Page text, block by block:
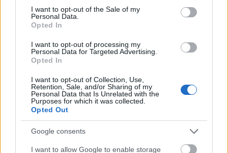
consent section.
I want to opt-out of the Sale of my
Personal Data.
Opted In
I want to opt-out of processing my
Personal Data for Targeted Advertising.
Opted In
I want to opt-out of Collection, Use,
Retention, Sale, and/or Sharing of my
Personal Data that Is Unrelated with the
Purposes for which it was collected.
Opted Out
Google consents
I want to allow Google to enable storage
Eurosport2: Angol bajnokság, kézi BL. Floorball,
Viasat6: kézi BL. másuk nem maradt. Viasat3:
Digisport: bundesliga? magyar bajnokság? BL?
Fogható? nem.
Siralmas... Ennyi csatornát nem hiszem, hogy el lehet